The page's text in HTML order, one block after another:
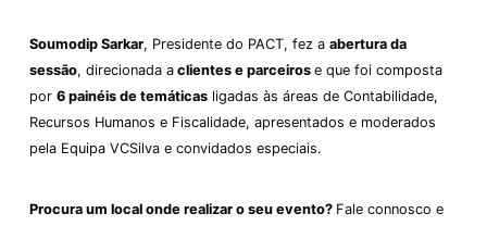
Soumodip Sarkar, Presidente do PACT, fez a abertura da
sessão, direcionada a clientes e parceiros e que foi composta
por 6 painéis de temáticas ligadas às áreas de Contabilidade,
Recursos Humanos e Fiscalidade, apresentados e moderados
pela Equipa VCSilva e convidados especiais.
Procura um local onde realizar o seu evento? Fale connosco e